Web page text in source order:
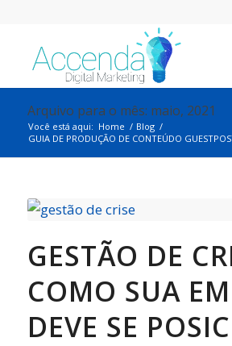
Arquivo para o mês: maio, 2021
Você está aqui: Home / Blog /
GUIA DE PRODUÇÃO DE CONTEÚDO
GESTÃO DE
COMO SUA
DEVE SE